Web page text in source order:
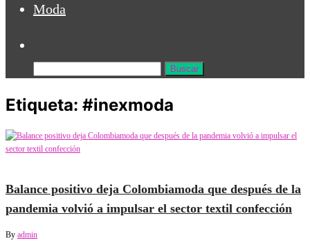
Moda
Buscar:
Etiqueta: #inexmoda
Balance positivo deja Colombiamoda que después de la
pandemia volvió a impulsar el sector textil confección
By admin